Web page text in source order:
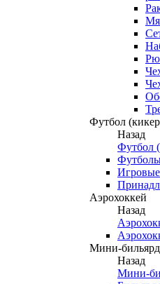
Футбол
Назад
Футбол
Аэрохоккей
Назад
Мини-бильярд
Назад
Мини-